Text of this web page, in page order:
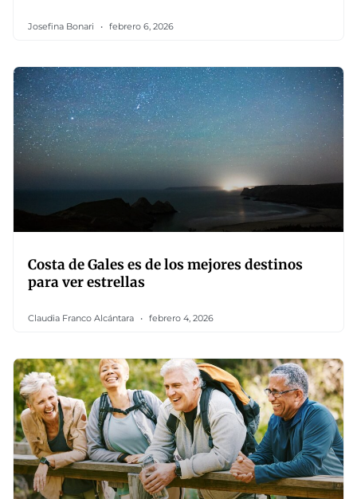
Josefina Bonari febrero 6, 2026
Costa de Gales es de los mejores destinos
para ver estrellas
Claudia Franco Alcántara febrero 4, 2026